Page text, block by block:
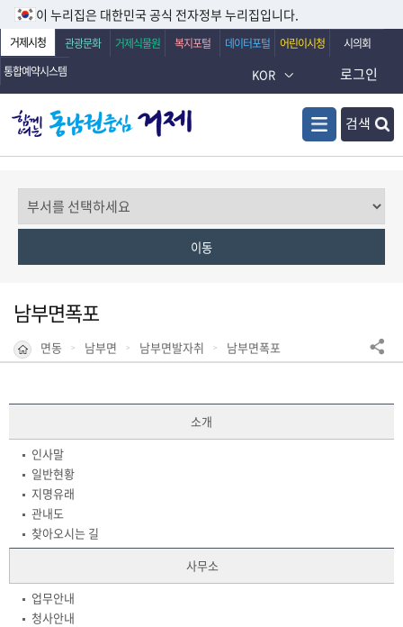
이 누리집은 대한민국 공식 전자정부 누리집입니다.
거제시청 관광문화 거제식물원 복지포털 데이터포털 어린이시청
시의회
통합예약시스템
KOR
검색
로그인
남부면폭포
면동 남부면 남부면발자취 남부면폭포
소개
인사말
일반현황
지명유래
관내도
찾아오시는 길
사무소
업무안내
청사안내